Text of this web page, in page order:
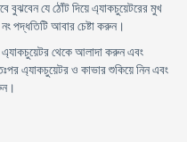
বুঝবেন যে ঠোঁট দিয়ে এ্যাকচুয়েটরের মুখ
পদ্ধতিটি আবার চেষ্টা করুন।
থেকে আলাদা করুন এবং
এ্যাকচুয়েটর ও কাভার শুকিয়ে নিন এবং